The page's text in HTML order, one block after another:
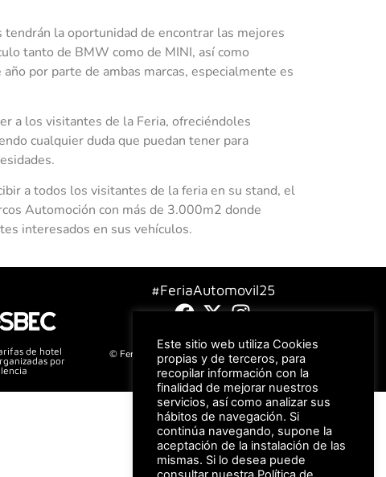
la oportunidad de encontrar las mejores
tanto de BMW como de MINI, así como
por parte de ambas marcas, especialmente es
a los visitantes de la Feria, ofreciéndoles
cualquier duda que puedan tener para
a todos los visitantes de la feria en su stand, el
Automoción con más de 3.000m2 donde
interesados en sus vehículos.
de hotel
por
#FeriaAutomovil25
Aviso Legal –Política de Privacidad
© Feria Valencia, todos los derechos reservados
Este sitio web utiliza Cookies
propias y de terceros, para
recopilar información con la
finalidad de mejorar nuestros
servicios, así como analizar sus
hábitos de navegación. Si
continúa navegando, supone la
aceptación de la instalación de las
mismas. Si lo desea puede